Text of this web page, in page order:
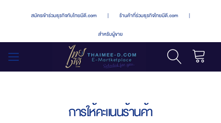
สมัครเข้าร่วมธุรกิจกับไทยมีดี.com | ร้านค้าที่ร่วมธุรกิจไทยมีดี.com |
สำหรับผู้ขาย
การให้คะแนนร้านค้า